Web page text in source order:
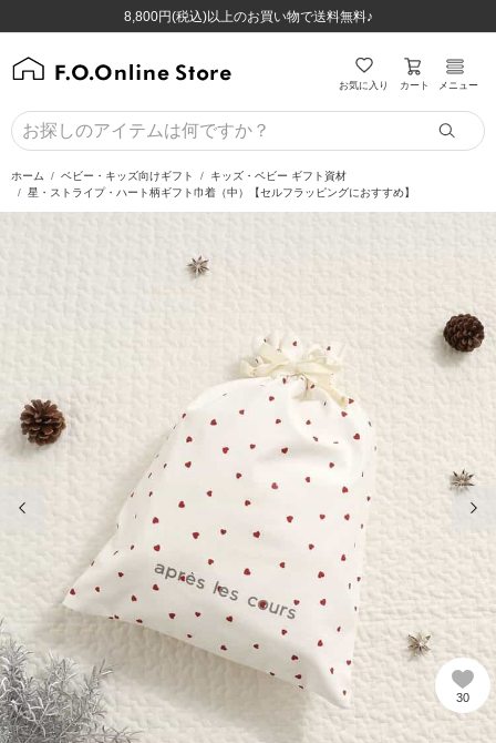
8,800円(税込)以上のお買い物で送料無料♪
ほぼ全品半額！！8/12(水)お昼12:59まで！！
8,800円(税込)以上のお買い物で送料無料♪
ほぼ全品半額！！8/12(水)お昼12:59まで！！
お気に入り カート メニュー
ホーム ベビー・キッズ向けギフト
キッズ・ベビー ギフト資材
星・ストライプ・ハート柄ギフト巾着（中）【セルフラッピングにおすすめ】
30